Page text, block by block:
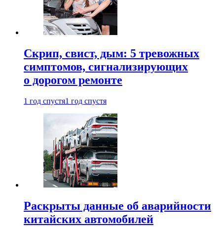
Скрип, свист, дым: 5 тревожных
симптомов, сигнализирующих
о дорогом ремонте
1 год спустя1 год спустя
Раскрыты данные об аварийности
китайских автомобилей